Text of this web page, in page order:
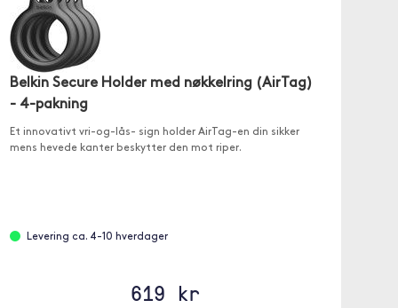
Belkin Secure Holder med nøkkelring (AirTag)
- 4-pakning
Et innovativt vri-og-lås- sign holder AirTag-en din sikker
mens hevede kanter beskytter den mot riper.
Levering ca. 4-10 hverdager
619 kr